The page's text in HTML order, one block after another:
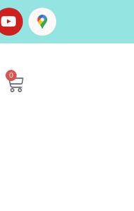
0